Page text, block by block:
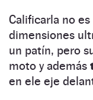
Calificarla no
dimensiones
un patín, pero
moto y además
en ele eje